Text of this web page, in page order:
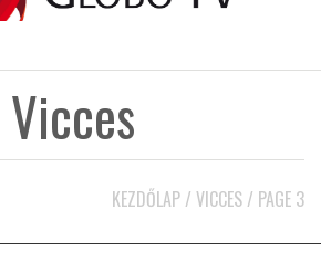
Vicces
KEZDŐLAP / VICCES / PAGE 3